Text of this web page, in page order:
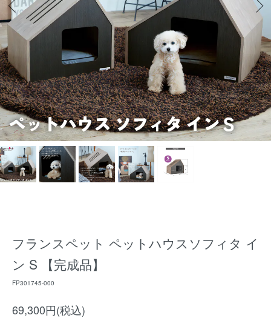
フランスペット ペットハウスソフィタ イ
ン S 【完成品】
FP301745-000
69,300円(税込)